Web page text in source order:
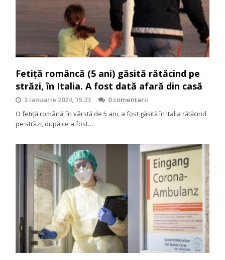
Fetiță româncă (5 ani) găsită rătăcind pe
străzi, în Italia. A fost dată afară din casă
3 ianuarie 2024, 15:23
0 comentarii
O fetiță română, în vârstă de 5 ani, a fost găsită în Italia rătăcind
pe străzi, după ce a fost…